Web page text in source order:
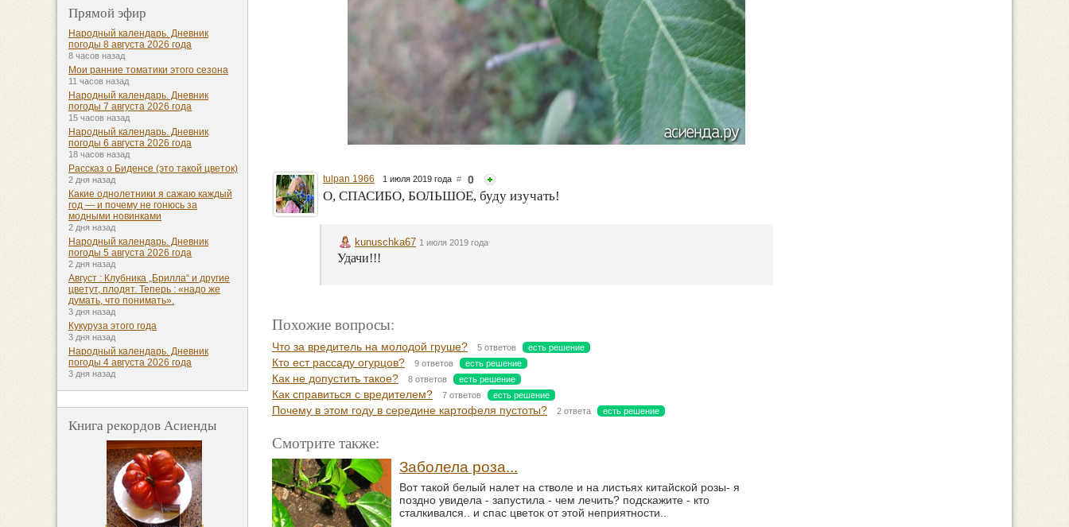
tulpan 1966 1 июля 2019 года # 0
О, СПАСИБО, БОЛЬШОЕ, буду изучать!
kunuschka67 1 июля 2019 года
Удачи!!!
Похожие вопросы:
Что за вредитель на молодой груше? 5 ответов есть решение
Кто ест рассаду огурцов? 9 ответов есть решение
Как не допустить такое? 8 ответов есть решение
Как справиться с вредителем? 7 ответов есть решение
Почему в этом году в середине картофеля пустоты? 2 ответа есть решение
Смотрите также:
Заболела роза...
Вот такой белый налет на стволе и на листьях китайской розы- я
поздно увидела - запустила - чем лечить? подскажите - кто
сталкивался.. и спас цветок от этой неприятности..
Прямой эфир
Народный календарь. Дневник
погоды 8 августа 2026 года
8 часов назад
Мои ранние томатики этого сезона
11 часов назад
Народный календарь. Дневник
погоды 7 августа 2026 года
15 часов назад
Народный календарь. Дневник
погоды 6 августа 2026 года
18 часов назад
Рассказ о Биденсе (это такой цветок)
2 дня назад
Какие однолетники я сажаю каждый
год — и почему не гонюсь за
модными новинками
2 дня назад
Народный календарь. Дневник
погоды 5 августа 2026 года
2 дня назад
Август : Клубника „Брилла“ и другие
цветут, плодят. Теперь : «надо же
думать, что понимать».
3 дня назад
Кукуруза этого года
3 дня назад
Народный календарь. Дневник
погоды 4 августа 2026 года
3 дня назад
Книга рекордов Асиенды